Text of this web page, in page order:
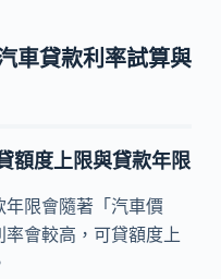
車貸款利率試算與
額度上限與貸款年限
限會隨著「汽車價
會較高，可貸額度上